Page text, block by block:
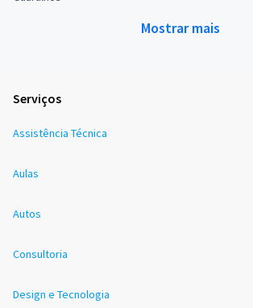
Mostrar mais
Serviços
Assistência Técnica
Aulas
Autos
Consultoria
Design e Tecnologia